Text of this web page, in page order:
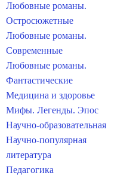
Любовные романы.
Остросюжетные
Любовные романы.
Современные
Любовные романы.
Фантастические
Медицина и здоровье
Мифы. Легенды. Эпос
Научно-образовательная
Научно-популярная
литература
Педагогика